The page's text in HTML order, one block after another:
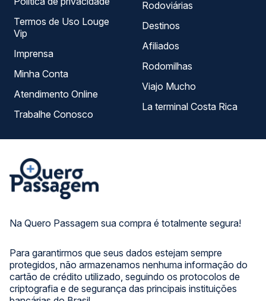
Na Quero Passagem sua compra é totalmente segura!
Para garantirmos que seus dados estejam sempre
protegidos, não armazenamos nenhuma informação do
cartão de crédito utilizado, seguindo os protocolos de
criptografia e de segurança das principais instituições
Termos de Uso Louge
Vip
Imprensa
Minha Conta
Atendimento Online
Trabalhe Conosco
Rodoviárias
Destinos
Afiliados
Rodomilhas
Viajo Mucho
La terminal Costa Rica